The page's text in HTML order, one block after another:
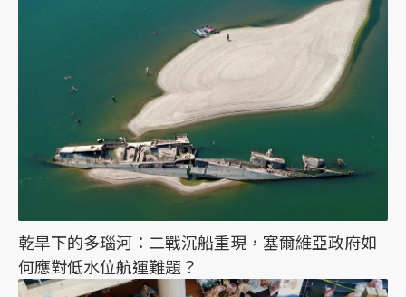
乾旱下的多瑙河：二戰沉船重現，塞爾維亞政府如
何應對低水位航運難題？